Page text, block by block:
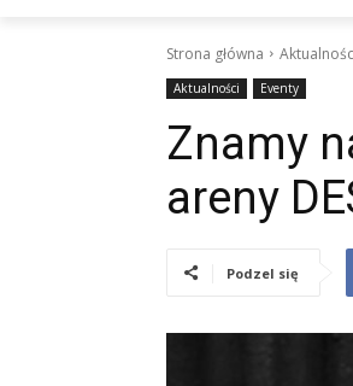
Strona główna
Aktualności Eventy
Znamy
areny
Podzel się